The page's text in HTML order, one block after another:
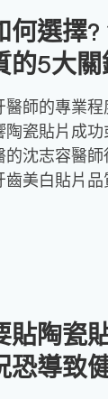
何選擇
的5大
醫師的專業
瓷貼片成
的沈志容醫
齒美白貼片
貼陶瓷
恐導致